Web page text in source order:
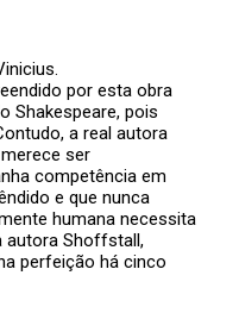
por esta obra
Shakespeare, pois
a real autora
ser
competência em
e que nunca
humana necessita
autora Shoffstall,
perfeição há cinco